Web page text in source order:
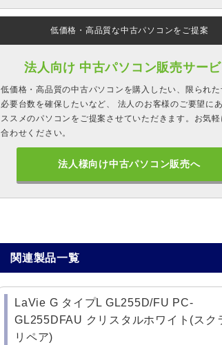
低価格・高品質な中古パソコンをご提案
法人向け 中古パソコン販売サー
低価格・高品質の中古パソコンを購入したい、限られ
必要台数を確保したいなど、 法人のお客様のご要望に
ススメのパソコンをご提案させていただきます。お気
合わせください。
法人様向け中古パソコン販売へ
関連製品一覧
LaVie G タイプL GL255D/FU PC-
GL255DFAU クリスタルホワイト(スク
リペア)